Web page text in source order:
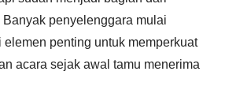
penyelenggara mulai
penting untuk memperkuat
acara sejak awal tamu menerima